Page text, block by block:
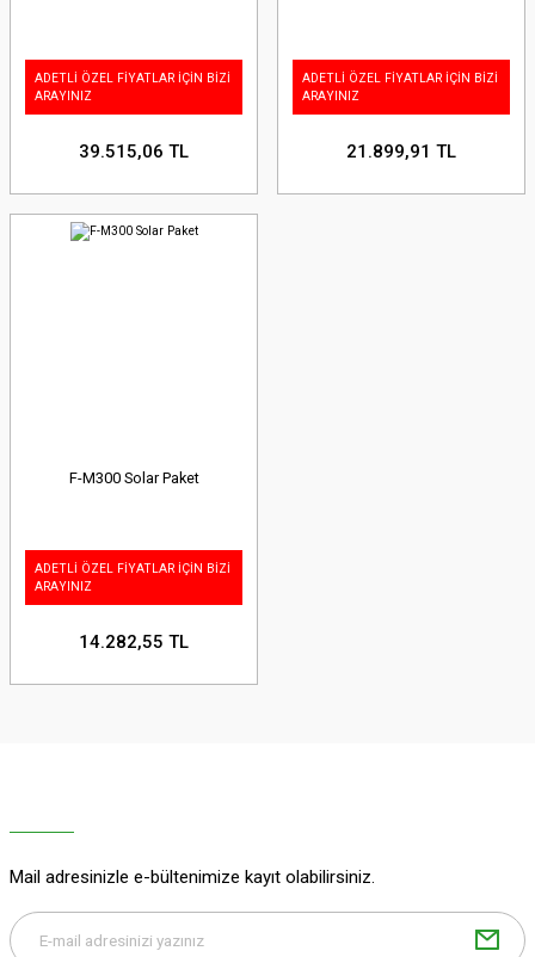
ADETLİ ÖZEL FİYATLAR İÇİN BİZİ
ARAYINIZ
39.515,06 TL
ADETLİ ÖZEL FİYATLAR İÇİN BİZİ
ARAYINIZ
21.899,91 TL
F-M300 Solar Paket
ADETLİ ÖZEL FİYATLAR İÇİN BİZİ
ARAYINIZ
14.282,55 TL
Mail adresinizle e-bültenimize kayıt olabilirsiniz.